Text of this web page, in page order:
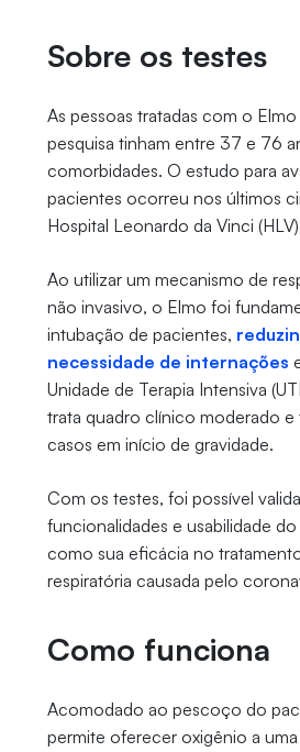
Sobre os testes
As pessoas tratadas com o
pesquisa tinham entre 37 e 76
comorbidades. O estudo para
pacientes ocorreu nos últimos
Hospital Leonardo da Vinci
Ao utilizar um mecanismo de
não invasivo, o Elmo foi
intubação de pacientes,
necessidade de internações
Unidade de Terapia Intensiva
trata quadro clínico moderado e
casos em início de gravidade.
Com os testes, foi possível
funcionalidades e usabilidade
como sua eficácia no
respiratória causada pelo
Como funciona
Acomodado ao pescoço do
permite oferecer oxigênio a